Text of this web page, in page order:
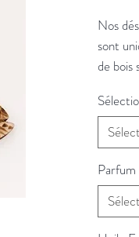
Nos
sont
de bois
avec
durer.
incluse
autant